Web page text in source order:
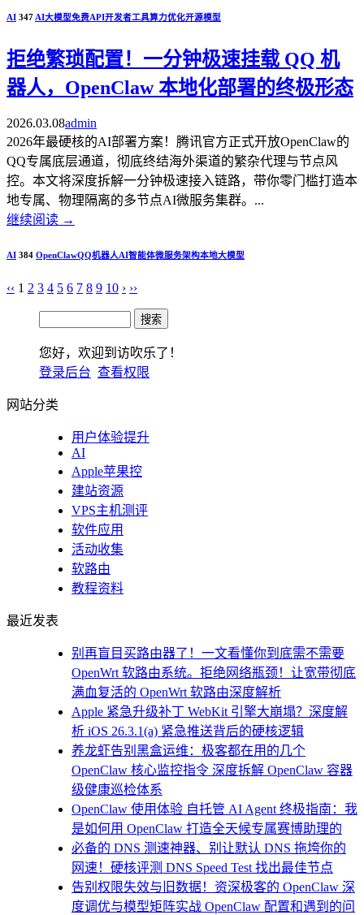
AI 347 AI大模型免费API开发者工具算力优化开源模型
拒绝繁琐配置！一分钟极速挂载 QQ 机
器人，OpenClaw 本地化部署的终极形态
2026.03.08admin
2026年最硬核的AI部署方案！腾讯官方正式开放OpenClaw的
QQ专属底层通道，彻底终结海外渠道的繁杂代理与节点风
控。本文将深度拆解一分钟极速接入链路，带你零门槛打造本
地专属、物理隔离的多节点AI微服务集群。...
继续阅读 →
AI 384 OpenClawQQ机器人AI智能体微服务架构本地大模型
‹‹ 1 2 3 4 5 6 7 8 9 10 › ››
您好，欢迎到访吹乐了！
登录后台 查看权限
网站分类
用户体验提升
AI
Apple苹果控
建站资源
VPS主机测评
软件应用
活动收集
软路由
教程资料
最近发表
别再盲目买路由器了！一文看懂你到底需不需要
OpenWrt 软路由系统。拒绝网络瓶颈！让宽带彻底
满血复活的 OpenWrt 软路由深度解析
Apple 紧急升级补丁 WebKit 引擎大崩塌？深度解
析 iOS 26.3.1(a) 紧急推送背后的硬核逻辑
养龙虾告别黑盒运维：极客都在用的几个
OpenClaw 核心监控指令 深度拆解 OpenClaw 容器
级健康巡检体系
OpenClaw 使用体验 自托管 AI Agent 终极指南：我
是如何用 OpenClaw 打造全天候专属赛博助理的
必备的 DNS 测速神器、别让默认 DNS 拖垮你的
网速！硬核评测 DNS Speed Test 找出最佳节点
告别权限失效与旧数据！资深极客的 OpenClaw 深
度调优与模型矩阵实战 OpenClaw 配置和遇到的问